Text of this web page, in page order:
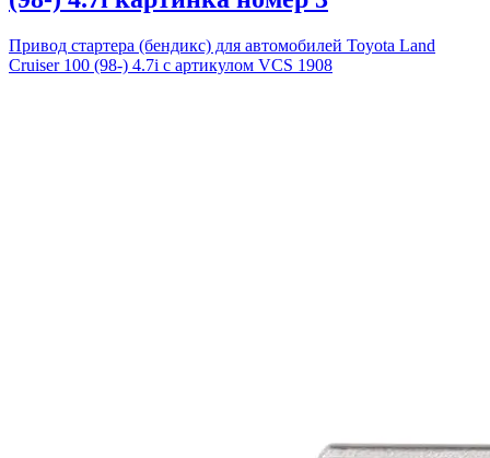
Привод стартера (бендикс) для автомобилей Toyota Land
Cruiser 100 (98-) 4.7i с артикулом VCS 1908